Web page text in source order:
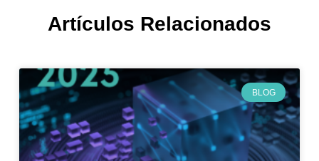
Artículos Relacionados
BLOG